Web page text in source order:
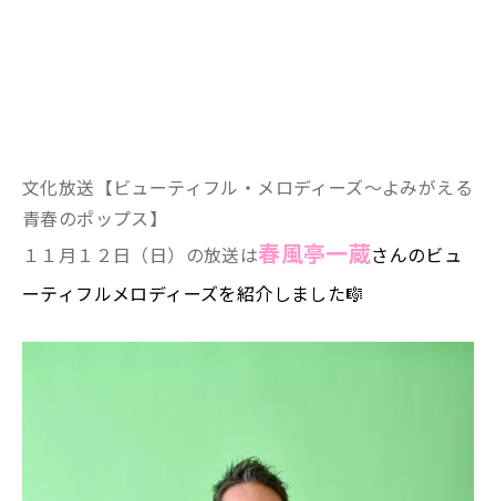
文化放送【ビューティフル・メロディーズ～よみがえる
青春のポップス】
１１月１２日（日）の放送は春風亭一蔵さんのビュ
ーティフルメロディーズを紹介しました🎼